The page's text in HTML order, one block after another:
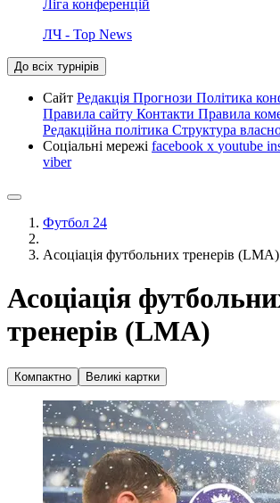
Ліга конференцій
ЛЧ - Top News
До всіх турнірів
Сайт Редакція Прогнози Політика
Правила сайту Контакти Правила
Редакційна політика Структура
Соціальні мережі facebook x youtube
viber
Футбол 24
Асоціація футбольних тренерів (LMA)
Асоціація
тренерів (LMA)
Компактно Великі картки